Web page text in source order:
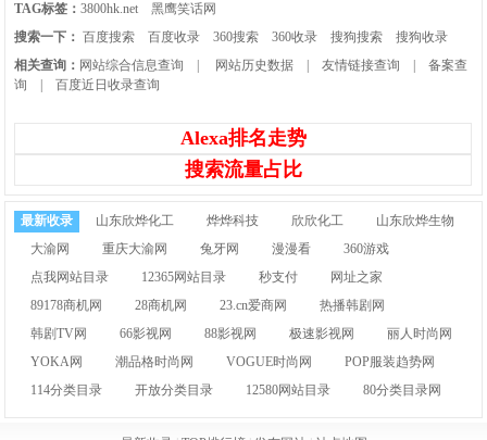
TAG标签：3800hk.net
黑鹰笑话网
搜索一下： 百度搜索 百度收录 360搜索 360收录 搜狗搜索
搜狗收录
相关查询： 网站综合信息查询 网站历史数据 |友情链接查询 |备案查
询
|百度近日收录查询
Alexa排名走势
搜索流量占比
最新收录 山东欣烨化工 烨烨科技 欣欣化工
山东欣烨生物
大渝网
重庆大渝网 兔牙网 漫漫看
360游戏
点我网站目录
12365网站目录 秒支付
网址之家
89178商机网
28商机网 23.cn爱商网
热播韩剧网
韩剧TV网
66影视网 88影视网 极速影视网
丽人时尚网
YOKA网
潮品格时尚网 VOGUE时尚网
POP服装趋势网
114分类目录
开放分类目录 12580网站目录 80分类目录网